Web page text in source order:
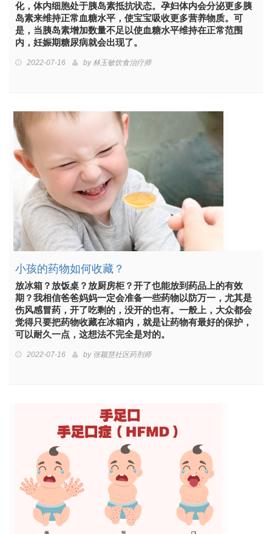
化，体内细胞处于胰岛素抵抗状态。孕妇体内会分泌更多胰
岛素来维持正常血糖水平，使宝宝吸收更多营养物质。可
是，当胰岛素增加数量不足以使血糖水平维持在正常范围
内，妊娠期糖尿病就会出现了。
2022-07-16 by林玉敏饮食治疗师
小孩的药物如何收藏？
放冰箱？放饭桌？放厨房柜？开了也能放到药品上的有效
期？我相信爸爸妈妈一定会准备一些药物以防万一，尤其是
伤风感冒药，开了吃剩的，没开的也有。一般上，大众都会
觉得只要把药物收藏在冰箱内，就是让药物有最好的保护，
可以耐久一点，这想法不完全是对的。
2022-07-16 by 张颖慧社区药剂师